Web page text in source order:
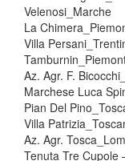
Velenosi_Marche
La
Villa
Az. Agr. F.
Marchese Luca
Pian Del
Villa
Az. Agr.
Tenuta Tre Cupole